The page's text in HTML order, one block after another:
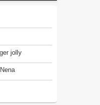
jolly